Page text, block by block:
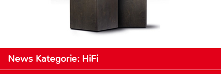
News Kategorie: HiFi